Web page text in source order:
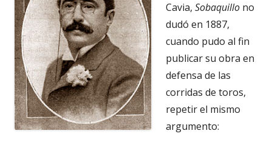
Cavia, Sobaquillo no
dudó en 1887,
cuando pudo al fin
publicar su obra en
defensa de las
corridas de toros,
repetir el mismo
argumento: